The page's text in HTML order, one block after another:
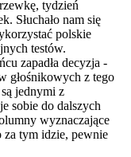
tydzień
Słuchało nam się
polskie
testów.
zapadła decyzja -
głośnikowych z tego
jednymi z
sobie do dalszych
wyznaczające
za tym idzie, pewnie